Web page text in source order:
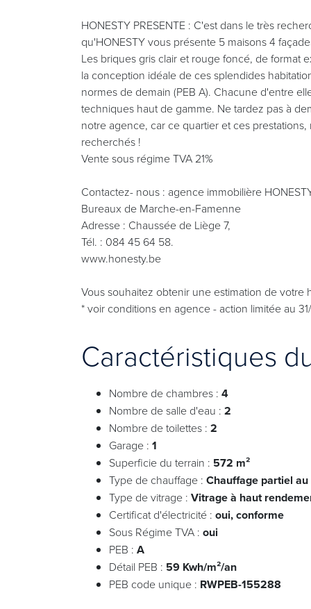
HONESTY PRESENTE : C'est dans le très
qu'HONESTY vous présente 5 maisons 4
Les briques gris clair et rouge foncé, de format
la conception idéale de ces splendides
normes de demain (PEB A). Chacune d'entre
techniques haut de gamme. Ne tardez pas à
notre agence, car ce quartier et ces
recherchés !
Vente sous régime TVA 21%
Contactez- nous : agence immobilière
Bureaux de Marche-en-Famenne
Adresse : Chaussée de Liège 7,
Tél. : 084 45 64 58.
www.honesty.be
Vous souhaitez obtenir une estimation de votre
* voir conditions en agence - action limitée au
Caractéristiques
Nombre de chambres : 4
Nombre de salle d'eau : 2
Nombre de toilettes : 2
Garage : 1
Superficie du terrain : 572 m²
Type de chauffage : Chauffage partiel au
Type de vitrage : Vitrage à haut
Certificat d'électricité : oui, conforme
Sous Régime TVA : oui
PEB : A
Détail PEB : 59 Kwh/m²/an
PEB code unique : RWPEB-155288